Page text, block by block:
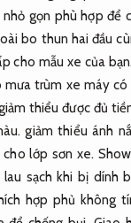
gọn phù hợp để
bo thun hai đầu
cho mẫu xe của bạn.
mưa trùm xe máy
thiểu được đủ
giảm thiểu ánh
lớp sơn xe.
lau sạch khi bị dính
hợp phủ không